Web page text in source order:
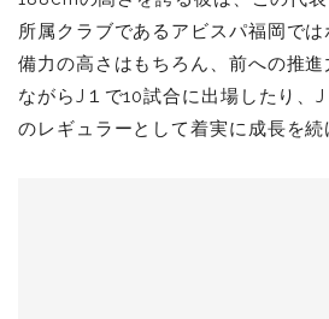
所属クラブであるアビスパ福岡で
備力の高さはもちろん、前への推
ながらJ１で10試合に出場したり、
のレギュラーとして着実に成長を続